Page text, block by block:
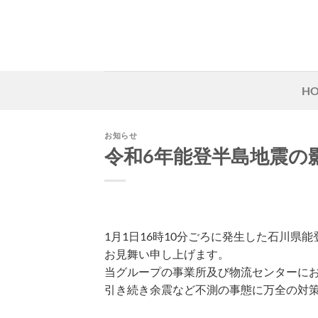
お知らせ
令和6年能登半島地震の
1月1日16時10分ごろに発生した石川県
お見舞い申し上げます。
当グループの事業所及び物流センターに
引き続き余震など不測の事態に万全の対